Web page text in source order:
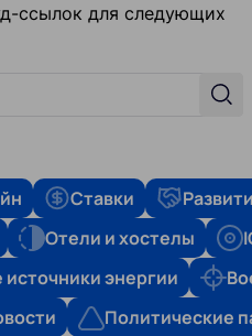
ссылок для следующих
Ставки
Отели и хостелы
энергии
Политические